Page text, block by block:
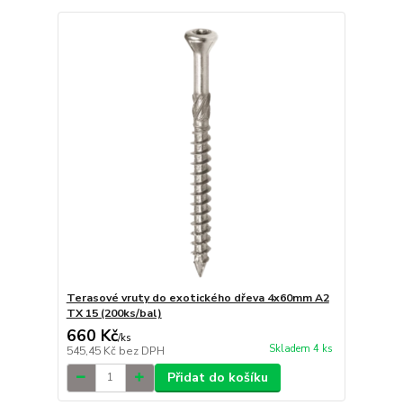
Terasové vruty do exotického dřeva 4x60mm A2
TX 15 (200ks/bal)
660 Kč/ks
545,45 Kč bez DPH Skladem 4 ks
Přidat do košíku